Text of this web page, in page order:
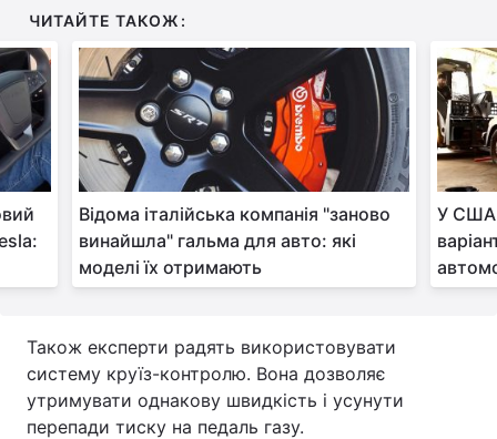
ЧИТАЙТЕ ТАКОЖ:
Відома італійська компанія "заново
винайшла" гальма для авто: які
моделі їх отримають
У США
Також експерти радять використовувати
систему круїз-контролю. Вона дозволяє
утримувати однакову швидкість і усунути
перепади тиску на педаль газу.